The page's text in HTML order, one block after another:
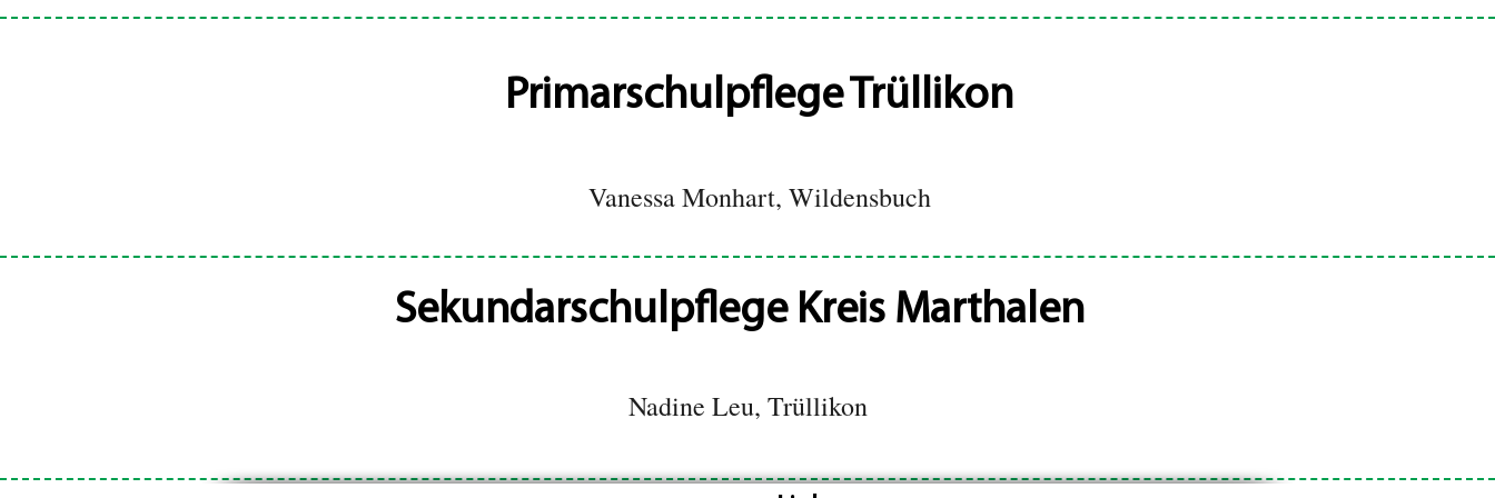
Primarschulpflege Trüllikon
Vanessa Monhart, Wildensbuch
Sekundarschulpflege Kreis Marthalen
Nadine Leu, Trüllikon